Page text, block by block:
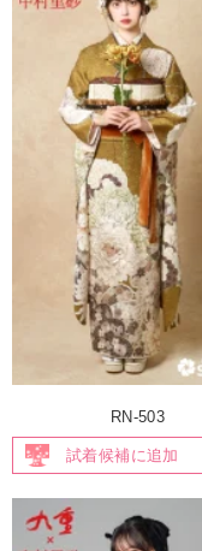
RN-503
試着候補に追加